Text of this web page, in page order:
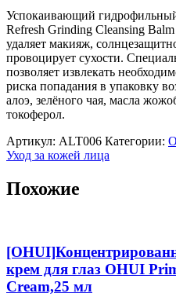
Успокаивающий
Refresh Grinding Cleansing
удаляет макияж,
провоцирует сухости.
позволяет извлекать
риска попадания в упаковку
алоэ, зелёного чая, масла
токоферол.
Артикул: ALT006 Категории:
Уход за кожей лица
Похожие
крем для глаз OHUI
Cream,25 мл